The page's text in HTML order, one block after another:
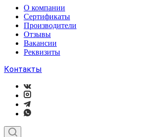
О компании
Сертификаты
Производители
Отзывы
Вакансии
Реквизиты
Контакты